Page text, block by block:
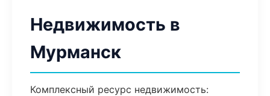
Недвижимость в
Мурманск
Комплексный ресурс недвижимость: